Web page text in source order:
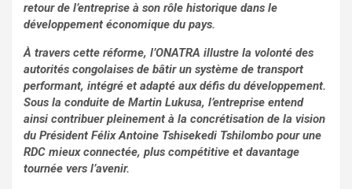
retour de l’entreprise à son rôle historique dans le
développement économique du pays.
À travers cette réforme, l’ONATRA illustre la volonté des
autorités congolaises de bâtir un système de transport
performant, intégré et adapté aux défis du développement.
Sous la conduite de Martin Lukusa, l’entreprise entend
ainsi contribuer pleinement à la concrétisation de la vision
du Président Félix Antoine Tshisekedi Tshilombo pour une
RDC mieux connectée, plus compétitive et davantage
tournée vers l’avenir.